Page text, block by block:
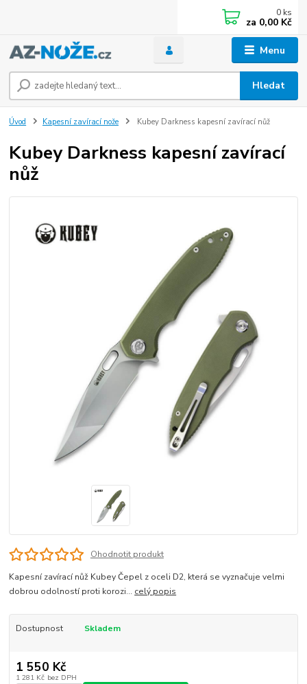
Menu
Hledat
0 ks
za 0,00 Kč
Úvod Kapesní zavírací nože Kubey Darkness kapesní zavírací nůž
Kubey Darkness kapesní zavírací
nůž
Ohodnotit produkt
Kapesní zavírací nůž Kubey Čepel z oceli D2, která se vyznačuje velmi
dobrou odolností proti korozi... celý popis
Dostupnost Skladem
1 550 Kč
1 281 Kč bez DPH